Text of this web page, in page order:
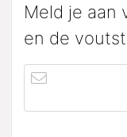
Meld je aan
en de